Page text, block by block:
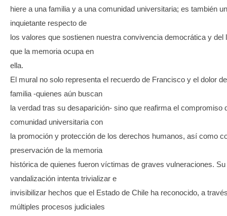
hiere a una familia y a una comunidad universitaria; es también
inquietante respecto de
los valores que sostienen nuestra convivencia democrática y del
que la memoria ocupa en
ella.
El mural no solo representa el recuerdo de Francisco y el dolor
familia -quienes aún buscan
la verdad tras su desaparición- sino que reafirma el compromiso
comunidad universitaria con
la promoción y protección de los derechos humanos, así como
preservación de la memoria
histórica de quienes fueron víctimas de graves vulneraciones. Su
vandalización intenta trivializar e
invisibilizar hechos que el Estado de Chile ha reconocido, a
múltiples procesos judiciales